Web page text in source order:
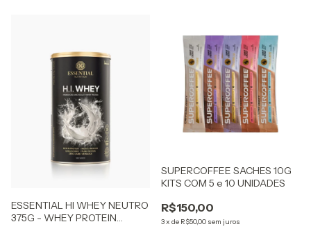
ESSENTIAL HI WHEY NEUTRO
375G - WHEY PROTEIN
SUPERCOFFEE SACHES 10G
KITS COM 5 e 10 UNIDADES
R$150,00
3x de R$50,00 sem juros